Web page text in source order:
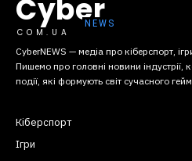
Cyber
COM.UA
CyberNEWS — медіа про кіберспорт,
Пишемо про головні новини індустрії,
події, які формують світ сучасного
Кіберспорт
Ігри